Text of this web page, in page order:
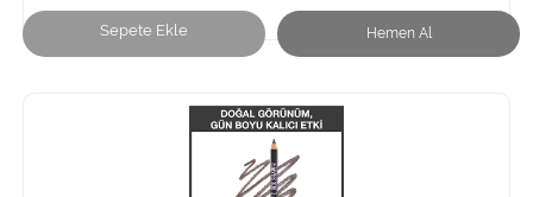
Sepete Ekle Hemen Al